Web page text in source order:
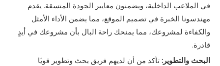
في الملاعب الداخلية، ويضمنون معايير الجودة المتسقة. يقدم
مهندسونا الخبرة في تصميم الموقع، مما يضمن الأداء الأمثل
والكفاءة لمشروعك، مما يمنحك راحة البال بأن مشروعك في أيدٍ
قادرة.
البحث والتطوير: تأكد من أن لديهم فريق بحث وتطوير قويًا